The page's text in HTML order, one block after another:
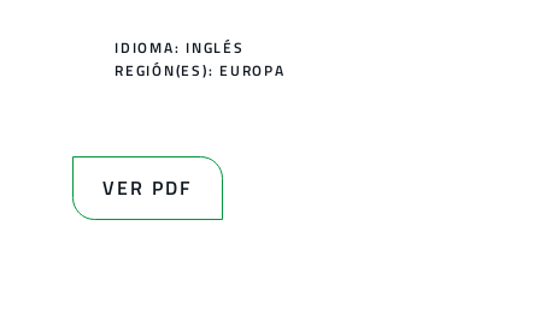
IDIOMA: INGLÉS
REGIÓN(ES): EUROPA
VER PDF